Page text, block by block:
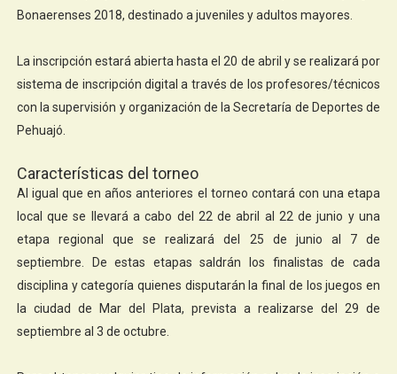
Bonaerenses 2018, destinado a juveniles y adultos mayores.
La inscripción estará abierta hasta el 20 de abril y se realizará por
sistema de inscripción digital a través de los profesores/técnicos
con la supervisión y organización de la Secretaría de Deportes de
Pehuajó.
Características del torneo
Al igual que en años anteriores el torneo contará con una etapa
local que se llevará a cabo del 22 de abril al 22 de junio y una
etapa regional que se realizará del 25 de junio al 7 de
septiembre. De estas etapas saldrán los finalistas de cada
disciplina y categoría quienes disputarán la final de los juegos en
la ciudad de Mar del Plata, prevista a realizarse del 29 de
septiembre al 3 de octubre.